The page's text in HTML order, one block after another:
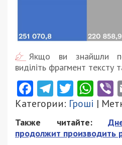
Якщо ви знайшли
виділіть фрагмент тексту
Facebook
Telegram
Twitter
Категории: Гроші |
Также читайте:
продолжит производить